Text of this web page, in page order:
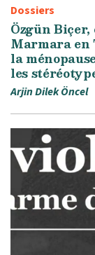
Dossiers
Özgün
Marmara en
la
les
Arjin Dilek Öncel